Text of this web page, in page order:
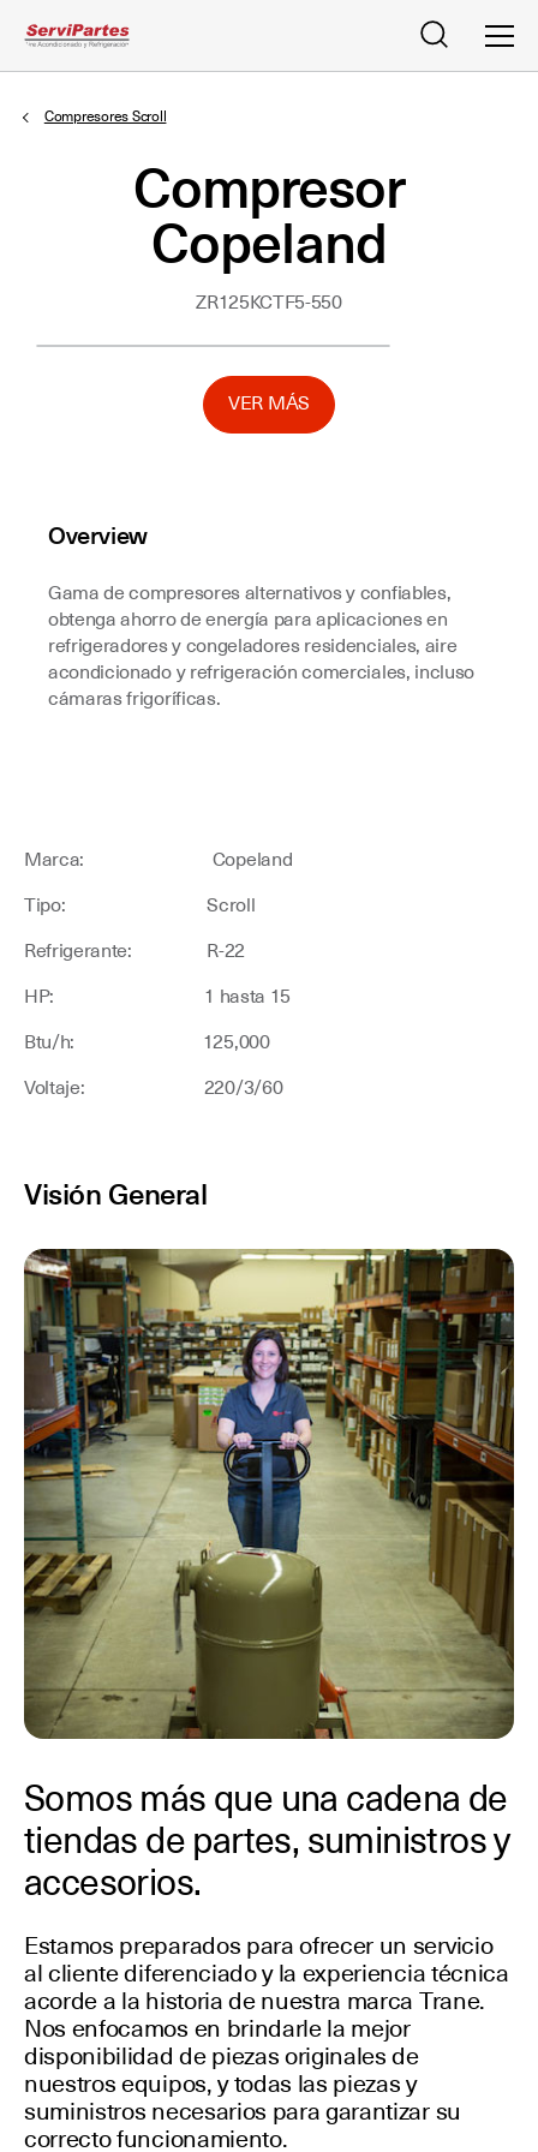
Buscar
Compresores Scroll
Compresor
Copeland
ZR125KCTF5-550
VER MÁS
Overview
Gama de compresores alternativos y confiables,
obtenga ahorro de energía para aplicaciones en
refrigeradores y congeladores residenciales, aire
acondicionado y refrigeración comerciales, incluso
cámaras frigoríficas.
Marca: Copeland
Tipo: Scroll
Refrigerante: R-22
HP: 1 hasta 15
Btu/h: 125,000
Voltaje: 220/3/60
Visión General
Somos más que una cadena de
tiendas de partes, suministros y
accesorios.
Estamos preparados para ofrecer un servicio
al cliente diferenciado y la experiencia técnica
acorde a la historia de nuestra marca Trane.
Nos enfocamos en brindarle la mejor
disponibilidad de piezas originales de
nuestros equipos, y todas las piezas y
suministros necesarios para garantizar su
correcto funcionamiento.